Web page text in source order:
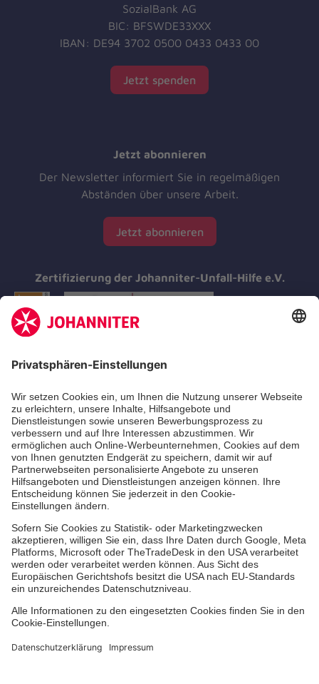
SozialBank AG
BIC: BFSWDE33XXX
IBAN: DE94 3702 0500 0433 0433 00
Jetzt spenden
Jetzt abonnieren
Der Newsletter informiert Sie in regelmäßigen
Abständen über unsere Arbeit.
Jetzt abonnieren
Zertifizierung der Johanniter-Unfall-Hilfe e.V.
Aus- & Fortbildungen
Erste-Hilfe-Kurse
Jobs & Ehrenamt
Freiwilligendienst
Spendenprojekte
Johanniter-Jugend
Einrichtungen